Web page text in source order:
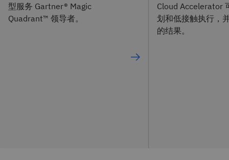
型服务 Gartner® Magic
Quadrant™ 领导者。
Cloud Accelerator
划和低接触执行，
的结果。